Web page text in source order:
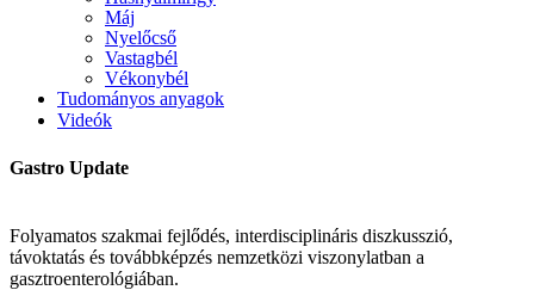
Máj
Nyelőcső
Vastagbél
Vékonybél
Tudományos anyagok
Videók
Gastro Update
Folyamatos szakmai fejlődés, interdisciplináris diszkusszió,
távoktatás és továbbképzés nemzetközi viszonylatban a
gasztroenterológiában.